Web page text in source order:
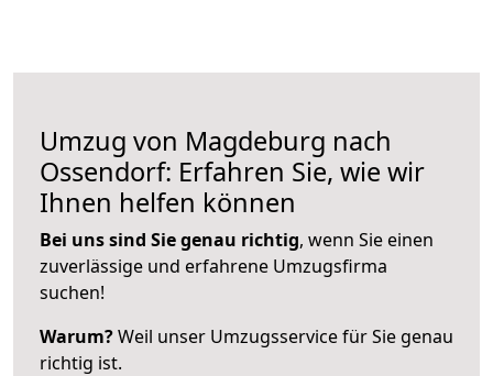
Umzug von Magdeburg nach
Ossendorf: Erfahren Sie, wie wir
Ihnen helfen können
Bei uns sind Sie genau richtig, wenn Sie einen
zuverlässige und erfahrene Umzugsfirma
suchen!
Warum?Weil unser Umzugsservice für Sie genau
richtig ist.